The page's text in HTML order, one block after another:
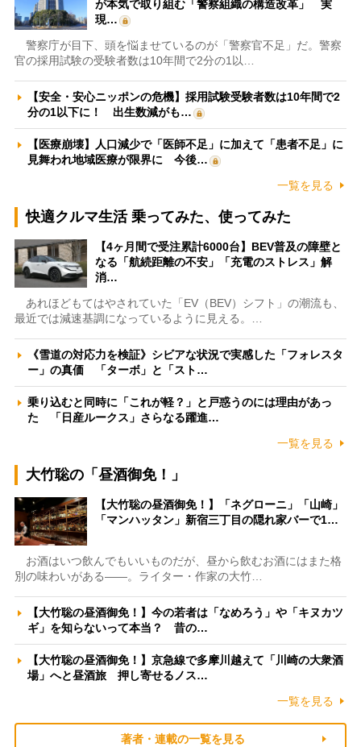
が本気で取り組む「警察組織の構造改革」 実
現…
警察庁が目下、頭を悩ませているのが「警察官不足」だ。警察
官の採用試験の受験者数は10年間で2分の1以…
【安全・安心ニッポンの危機】採用試験受験者数は10年間で2
分の1以下に！ 出生数減がも…
【医療崩壊】人口減少で「医師不足」に加えて「患者不足」に
見舞われ地域医療が限界に 今後…
一覧を見る
快適クルマ生活 乗ってみた、使ってみた
【4ヶ月間で受注累計6000台】BEV普及の障壁と
なる「航続距離の不安」「充電のストレス」解
消…
あれほどもてはやされていた「EV（BEV）シフト」の潮流も、
最近では減速基調になっているように見える。…
《雪道の対応力を検証》シビアな状況で実感した「フォレスタ
ー」の真価 「ターボ」と「スト…
乗り込むと同時に「これが軽？」と戸惑うのには理由があっ
た 「日産ルークス」さらなる躍進…
一覧を見る
大竹聡の「昼酒御免！」
【大竹聡の昼酒御免！】「ネグローニ」「山崎」
「マンハッタン」新宿三丁目の隠れ家バーで1…
お酒はいつ飲んでもいいものだが、昼から飲むお酒にはまた格
別の味わいがある――。ライター・作家の大竹…
【大竹聡の昼酒御免！】今の若者は「なめろう」や「キヌカツ
ギ」を知らないって本当？ 昔の…
【大竹聡の昼酒御免！】京急線で多摩川越えて「川崎の大衆酒
場」へと昼酒旅 押し寄せるノス…
一覧を見る
著者・連載の一覧を見る